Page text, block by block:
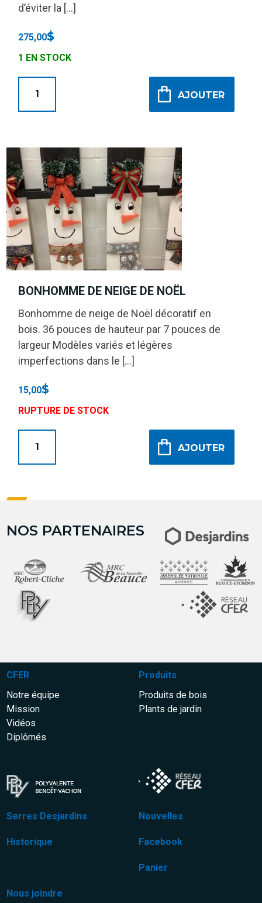
d’éviter la […]
275,00$
1 EN STOCK
AJOUTER
BONHOMME DE NEIGE DE NOËL
Bonhomme de neige de Noël décoratif en
bois. 36 pouces de hauteur par 7 pouces de
largeur Modèles variés et légères
imperfections dans le […]
15,00$
RUPTURE DE STOCK
AJOUTER
NOS PARTENAIRES
CFER
Notre équipe
Mission
Vidéos
Diplômés
Produits
Produits de bois
Plants de jardin
Serres Desjardins
Historique
Nouvelles
Facebook
Panier
Nous joindre